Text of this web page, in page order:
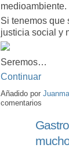
medioambiente.
Si tenemos que
justicia social y
Seremos…
Continuar
Añadido por
comentarios